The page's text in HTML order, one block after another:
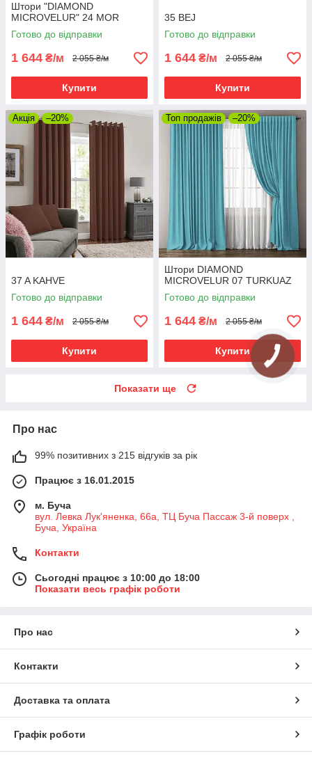
Штори "DIAMOND
MICROVELUR" 24 MOR
Готово до відправки
1 644 ₴/м 2 055 ₴/м
Купити
35 BEJ
Готово до відправки
1 644 ₴/м 2 055 ₴/м
Купити
Акція –20%
37 A KAHVE
Готово до відправки
1 644 ₴/м 2 055 ₴/м
Купити
Топ продажів –20%
Штори DIAMOND
MICROVELUR 07 TURKUAZ
Готово до відправки
1 644 ₴/м 2 055 ₴/м
Купити
Показати ще
Про нас
99% позитивних з 215 відгуків за рік
Працює з 16.01.2015
м. Буча
вул. Левка Лук'яненка, 66а, ТЦ Буча Пассаж 3-й поверх ,
Буча, Україна
Контакти
Сьогодні працює з 10:00 до 18:00
Показати весь графік роботи
Про нас
Контакти
Доставка та оплата
Графік роботи